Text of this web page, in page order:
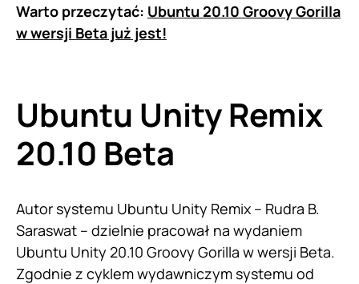
Warto przeczytać: Ubuntu 20.10 Groovy Gorilla
w wersji Beta już jest!
Ubuntu Unity Remix
20.10 Beta
Autor systemu Ubuntu Unity Remix – Rudra B.
Saraswat – dzielnie pracował na wydaniem
Ubuntu Unity 20.10 Groovy Gorilla w wersji Beta.
Zgodnie z cyklem wydawniczym systemu od